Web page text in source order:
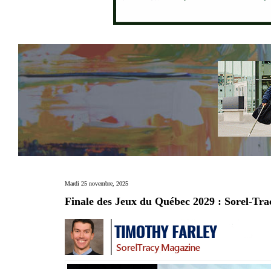
Mardi 25 novembre, 2025
Finale des Jeux du Québec 2029 : Sorel-